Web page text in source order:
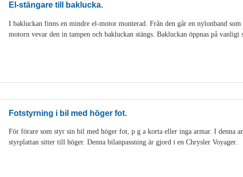
El-stängare till baklucka.
I bakluckan finns en mindre el-motor monterad. Från den går en nylonband
motorn vevar den in tampen och bakluckan stängs. Bakluckan öppnas på
Fotstyrning i bil med höger fot.
För förare som styr sin bil med höger fot, p g a korta eller inga armar. I denna
styrplattan sitter till höger. Denna bilanpassning är gjord i en Chrysler Voyager.